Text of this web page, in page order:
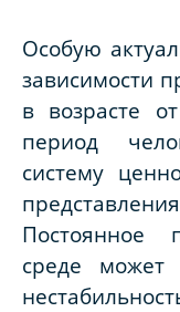
Особую
зависимости
в возрасте
период
систему
Постоянное
среде может